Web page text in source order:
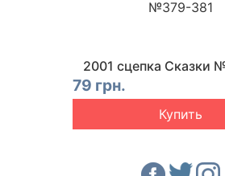
2001 сцепка Сказки
79 грн.
Купить